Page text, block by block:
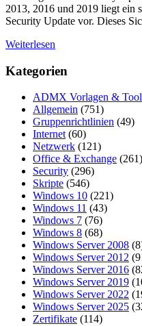
2013, 2016 und 2019 liegt ein
Security Update vor. Dieses
Weiterlesen
Kategorien
ADMX Vorlagen &
Allgemein (751)
Gruppenrichtlinien (49)
Internet(60)
Netzwerk (121)
Office & Exchange (261)
Security (296)
Skripte (546)
Windows 10 (221)
Windows 11 (43)
Windows 7 (76)
Windows 8 (68)
Windows Server 2008
Windows Server 2012
Windows Server 2016
Windows Server 2019
Windows Server 2022
Windows Server 2025
Zertifikate (114)